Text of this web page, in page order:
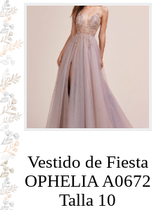
Vestido de Fiesta
OPHELIA A0672
Talla 10